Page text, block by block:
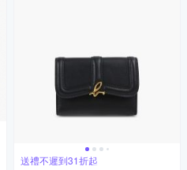
送禮不遲到31折起